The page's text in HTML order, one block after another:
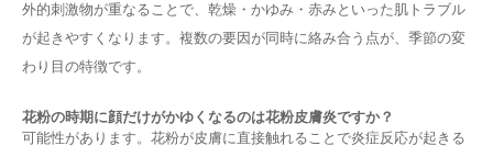
外的刺激物が重なることで、乾燥・かゆみ・赤みといった肌トラブル
が起きやすくなります。複数の要因が同時に絡み合う点が、季節の変
わり目の特徴です。
花粉の時期に顔だけがかゆくなるのは花粉皮膚炎ですか？
可能性があります。花粉が皮膚に直接触れることで炎症反応が起きる